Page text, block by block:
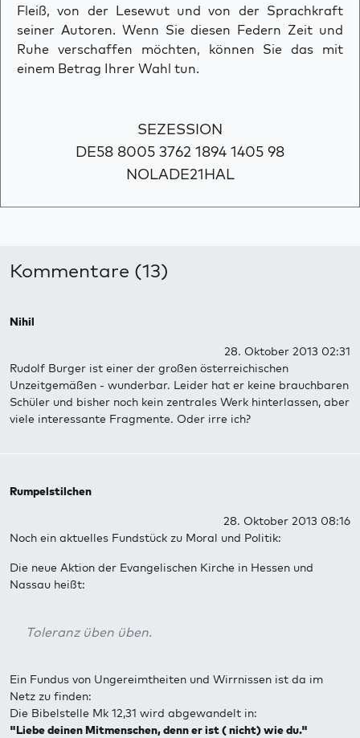
Fleiß, von der Lesewut und von der Sprachkraft
seiner Autoren. Wenn Sie diesen Federn Zeit und
Ruhe verschaffen möchten, können Sie das mit
einem Betrag Ihrer Wahl tun.
SEZESSION
DE58 8005 3762 1894 1405 98
NOLADE21HAL
Kommentare (13)
Nihil
28. Oktober 2013 02:31
Rudolf Burger ist einer der großen österreichischen
Unzeitgemäßen - wunderbar. Leider hat er keine brauchbaren
Schüler und bisher noch kein zentrales Werk hinterlassen, aber
viele interessante Fragmente. Oder irre ich?
Rumpelstilchen
28. Oktober 2013 08:16
Noch ein aktuelles Fundstück zu Moral und Politik:
Die neue Aktion der Evangelischen Kirche in Hessen und
Nassau heißt:
Toleranz üben üben.
Ein Fundus von Ungereimtheiten und Wirrnissen ist da im
Netz zu finden:
Die Bibelstelle Mk 12,31 wird abgewandelt in:
"Liebe deinen Mitmenschen, denn er ist ( nicht) wie du."